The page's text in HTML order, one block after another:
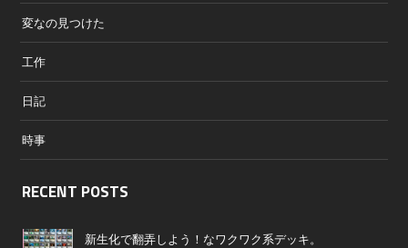
変なの見つけた
工作
日記
時事
RECENT POSTS
新生化で翻弄しよう！なワクワク系デッキ。